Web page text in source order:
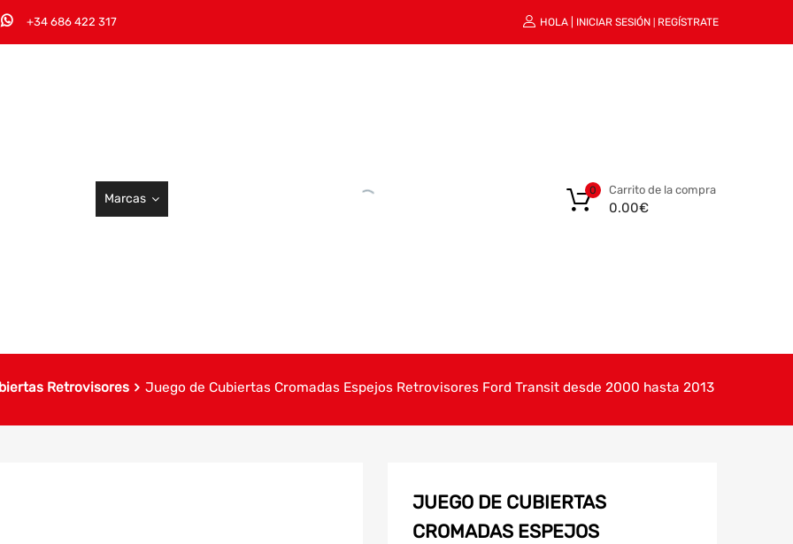
+34 686 422 317 HOLA | INICIAR SESIÓN REGÍSTRATE
Marcas
Carrito de la compra
0.00€
0
Retrovisores Juego de Cubiertas Cromadas Espejos Retrovisores Ford Transit desde 2000 hasta 2013
JUEGO DE CUBIERTAS
CROMADAS ESPEJOS